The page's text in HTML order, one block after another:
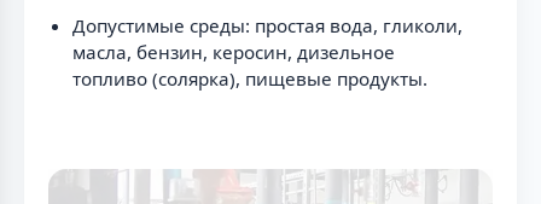
Допустимые среды: простая вода, гликоли,
масла, бензин, керосин, дизельное
топливо (солярка), пищевые продукты.